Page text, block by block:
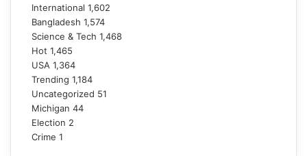
International 1,602
Bangladesh 1,574
Science & Tech 1,468
Hot 1,465
USA 1,364
Trending 1,184
Uncategorized 51
Michigan 44
Election 2
Crime 1